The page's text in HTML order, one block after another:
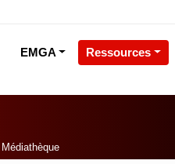
EMGA Ressources
Médiathèque